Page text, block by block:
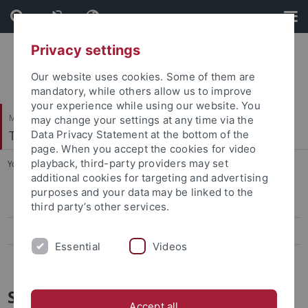
Skip
to
content
Skip
to
footer
Mathematisch-Naturwissenschaftliche Fakultät
Terrestrische Paläoklimatologie
You are here: Startseite ... Sammlungsdatenbank
Ausleihe
Sammlungsdatenbank
Sammlungsdatenbank SeSAM
Privacy settings
Our website uses cookies. Some of them are
mandatory, while others allow us to improve
your experience while using our website. You
may change your settings at any time via the
Data Privacy Statement at the bottom of the
page. When you accept the cookies for video
playback, third-party providers may set
additional cookies for targeting and advertising
purposes and your data may be linked to the
third party’s other services.
Essential Videos